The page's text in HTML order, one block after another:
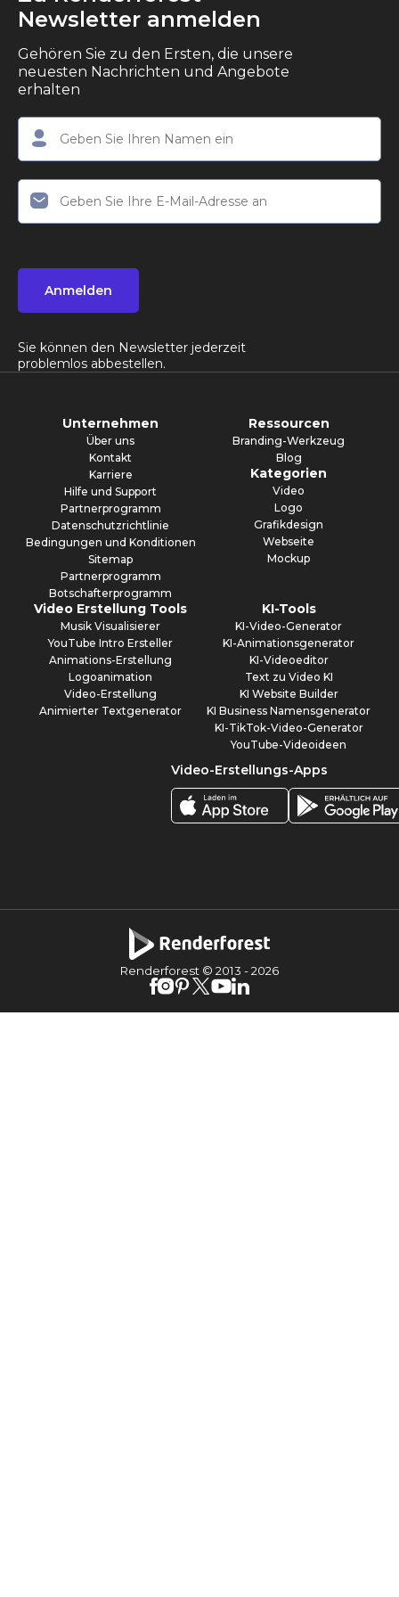
Newsletter anmelden
Gehören Sie zu den Ersten, die unsere
neuesten Nachrichten und Angebote
erhalten
Anmelden
Sie können den Newsletter jederzeit
problemlos abbestellen.
Unternehmen
Über uns
Kontakt
Karriere
Hilfe und Support
Partnerprogramm
Datenschutzrichtlinie
Bedingungen und Konditionen
Sitemap
Partnerprogramm
Botschafterprogramm
Ressourcen
Branding-Werkzeug
Blog
Kategorien
Video
Logo
Grafikdesign
Webseite
Mockup
Video Erstellung Tools
Musik Visualisierer
YouTube Intro Ersteller
Animations-Erstellung
Logoanimation
Video-Erstellung
Animierter Textgenerator
KI-Tools
KI-Video-Generator
KI-Animationsgenerator
KI-Videoeditor
Text zu Video KI
KI Website Builder
KI Business Namensgenerator
KI-TikTok-Video-Generator
YouTube-Videoideen
Video-Erstellungs-Apps
Renderforest © 2013 -2026